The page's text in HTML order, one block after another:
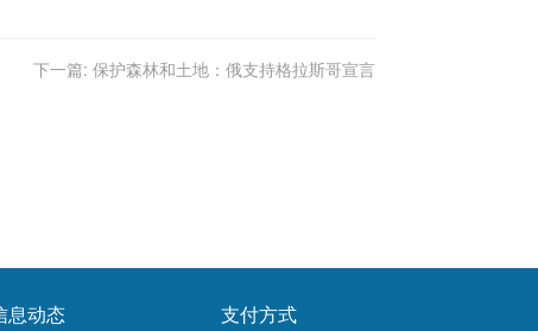
下一篇: 保护森林和土地：俄支持格拉斯哥宣言
息动态 支付方式